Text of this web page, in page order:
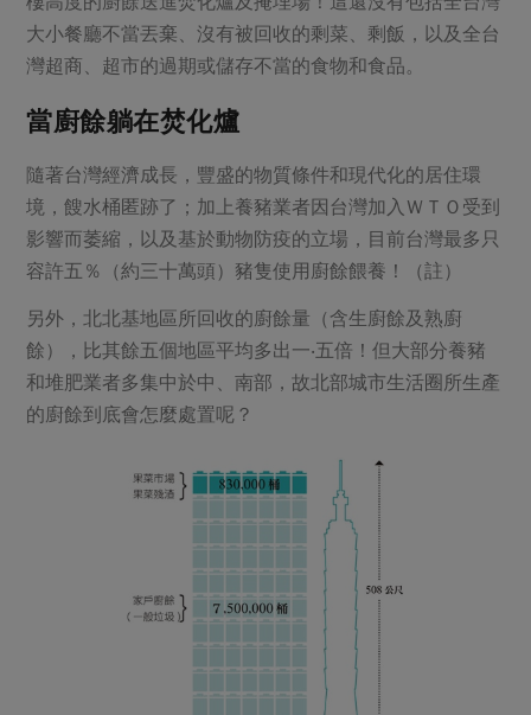
大小餐廳不當丟棄、沒有被回收的剩菜、剩飯，以及全台
灣超商、超市的過期或儲存不當的食物和食品。
當廚餘躺在焚化爐
隨著台灣經濟成長，豐盛的物質條件和現代化的居住環
境，餿水桶匿跡了；加上養豬業者因台灣加入ＷＴＯ受到
影響而萎縮，以及基於動物防疫的立場，目前台灣最多只
容許五％（約三十萬頭）豬隻使用廚餘餵養！（註）
另外，北北基地區所回收的廚餘量（含生廚餘及熟廚
餘），比其餘五個地區平均多出一‧五倍！但大部分養豬
和堆肥業者多集中於中、南部，故北部城市生活圈所生產
的廚餘到底會怎麼處置呢？